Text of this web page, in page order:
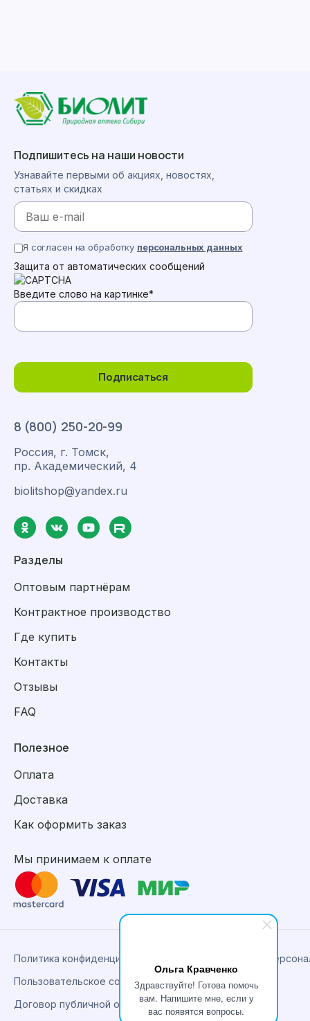
Ольга Кравченко
Здравствуйте! Готова помочь
вам. Напишите мне, если у
вас появятся вопросы.
8 (800) 250-20-99
Россия, г. Томск,
пр. Академический, 4
biolitshop@yandex.ru
Разделы
Оптовым партнёрам
Контрактное производство
Где купить
Контакты
Отзывы
FAQ
Полезное
Оплата
Доставка
Как оформить заказ
Мы принимаем к оплате
Подпишитесь на наши новости
Узнавайте первыми об акциях, новостях,
статьях и скидках
Подписаться
Я согласен на обработку персональных данных
Защита от автоматических сообщений
Введите слово на картинке*
Политика конфиденциальности, сбора и обработки
Пользовательское соглашение
Договор публичной оферты